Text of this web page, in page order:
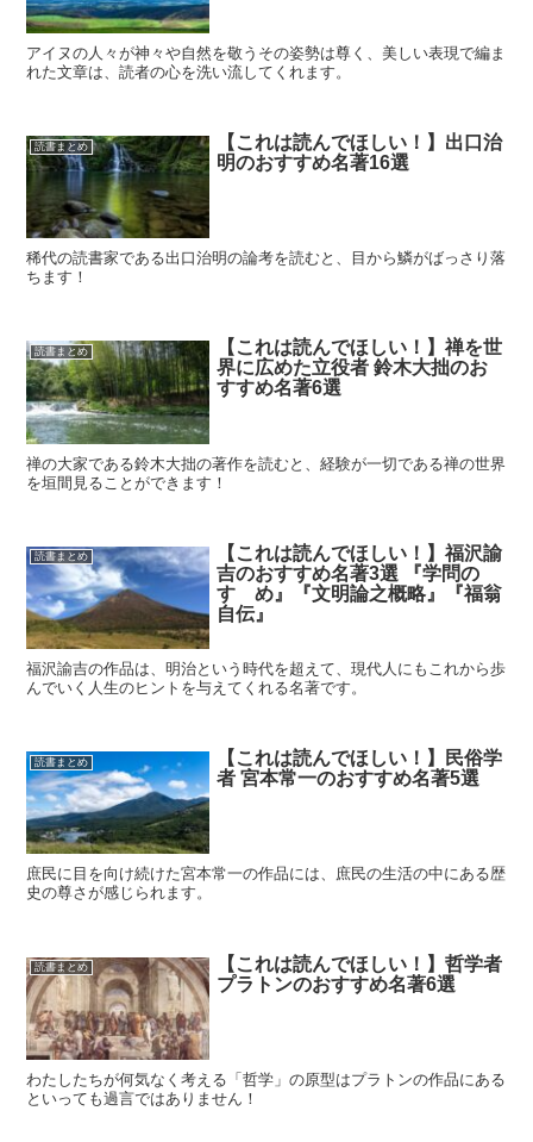
アイヌの人々が神々や自然を敬うその姿勢は尊く、美しい表現で編ま
れた文章は、読者の心を洗い流してくれます。
読書まとめ
【これは読んでほしい！】出口治
明のおすすめ名著16選
稀代の読書家である出口治明の論考を読むと、目から鱗がばっさり落
ちます！
読書まとめ
【これは読んでほしい！】禅を世
界に広めた立役者 鈴木大拙のお
すすめ名著6選
禅の大家である鈴木大拙の著作を読むと、経験が一切である禅の世界
を垣間見ることができます！
読書まとめ
【これは読んでほしい！】福沢諭
吉のおすすめ名著3選 『学問の
すゝめ』『文明論之概略』『福翁
自伝』
福沢諭吉の作品は、明治という時代を超えて、現代人にもこれから歩
んでいく人生のヒントを与えてくれる名著です。
読書まとめ
【これは読んでほしい！】民俗学
者 宮本常一のおすすめ名著5選
庶民に目を向け続けた宮本常一の作品には、庶民の生活の中にある歴
史の尊さが感じられます。
読書まとめ
【これは読んでほしい！】哲学者
プラトンのおすすめ名著6選
わたしたちが何気なく考える「哲学」の原型はプラトンの作品にある
といっても過言ではありません！